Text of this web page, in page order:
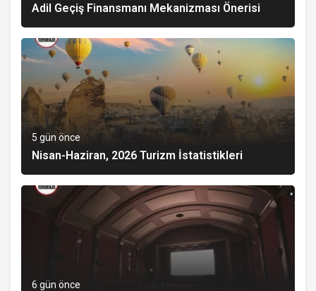
Adil Geçiş Finansmanı Mekanizması Önerisi
5 gün önce
Nisan-Haziran, 2026 Turizm İstatistikleri
6 gün önce